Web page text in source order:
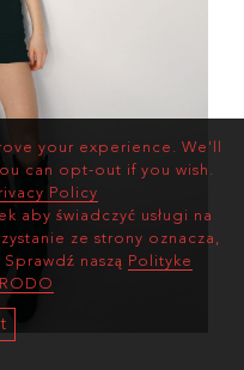
your experience. We'll
can opt-out if you wish.
Policy
aby świadczyć usługi na
ze strony oznacza,
naszą Polityke